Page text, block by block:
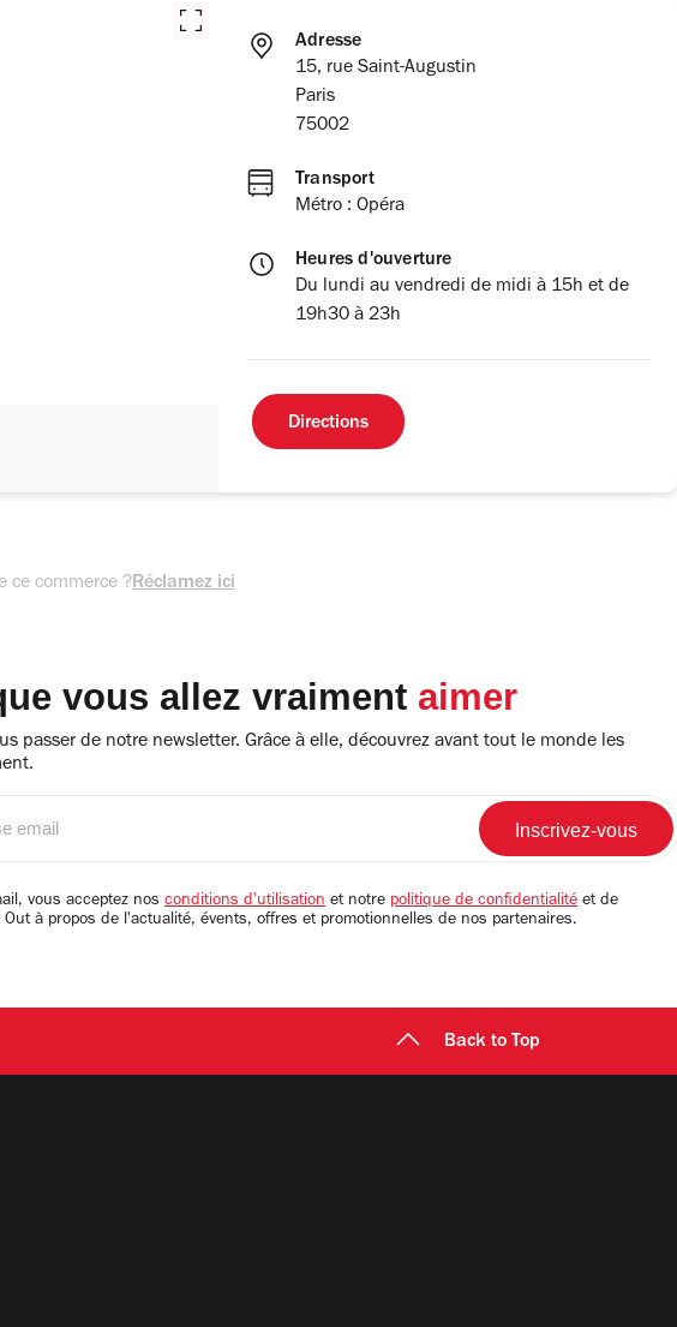
Adresse
15, rue Saint-Augustin
Paris
75002
Transport
Métro : Opéra
Heures d'ouverture
Du lundi au vendredi de midi à 15h et de
19h30 à 23h
Directions
ce commerce ?Réclamez ici
vous allez vraiment aimer
passer de notre newsletter. Grâce à elle, découvrez avant tout le monde les
vous acceptez nos conditions d'utilisation et notre politique de confidentialité et de
Out à propos de l'actualité, évents, offres et promotionnelles de nos partenaires.
Back to Top